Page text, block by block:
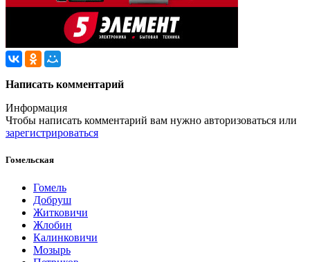
Написать комментарий
Информация
Чтобы написать комментарий вам нужно авторизоваться или
зарегистрироваться
Гомельская
Гомель
Добруш
Житковичи
Жлобин
Калинковичи
Мозырь